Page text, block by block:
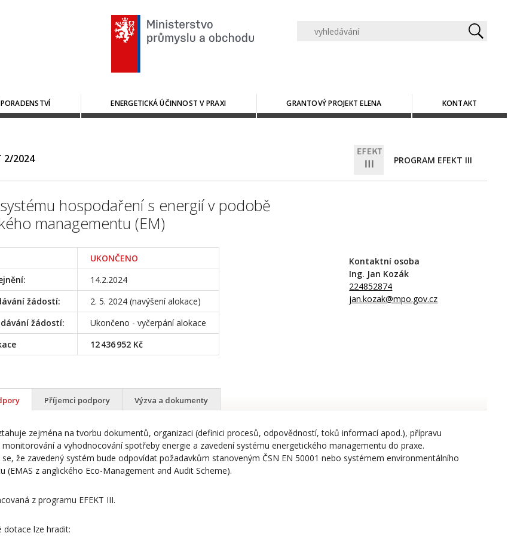
ENERGETICKÁ ÚČINNOST V PRAXI GRANTOVÝ PROJEKT ELENA KONTAKT
2/2024 PROGRAM EFEKT III
hospodaření s energií v podobě
managementu (EM)
UKONČENO
14.2.2024
žádostí:
2. 5. 2024 (navýšení alokace)
žádostí:
Ukončeno - vyčerpání alokace
12 436 952 Kč
Kontaktní osoba
Ing. Jan Kozák
224852874
jan.kozak@mpo.gov.cz
Příjemci podpory Výzva a dokumenty
zejména na tvorbu dokumentů, organizaci (definici procesů, odpovědností, toků informací apod.), přípravu
a vyhodnocování spotřeby energie a zavedení systému energetického managementu do praxe.
že zavedený systém bude odpovídat požadavkům stanoveným ČSN EN 50001 nebo systémem environmentálního
(EMAS z anglického Eco-Management and Audit Scheme).
z programu EFEKT III.
dotace lze hradit: